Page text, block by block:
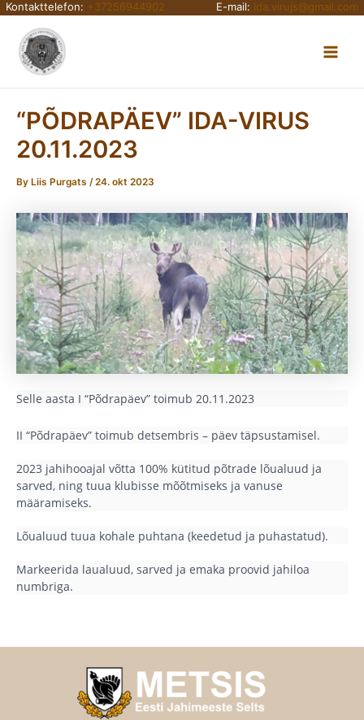
Skip
content
Kontakttelefon: +37256944902 E-mail: ida.virujs@gmail.com
“PÕDRAPÄEV” IDA-VIRUS
20.11.2023
By Liis Purgats /24. okt 2023
Selle aasta I “Põdrapäev” toimub 20.11.2023
II “Põdrapäev” toimub detsembris – päev täpsustamisel.
2023 jahihooajal võtta 100% kütitud põtrade lõualuud ja
sarved, ning tuua klubisse mõõtmiseks ja vanuse
määramiseks.
Lõualuud tuua kohale puhtana (keedetud ja puhastatud).
Markeerida laualuud, sarved ja emaka proovid jahiloa
numbriga.